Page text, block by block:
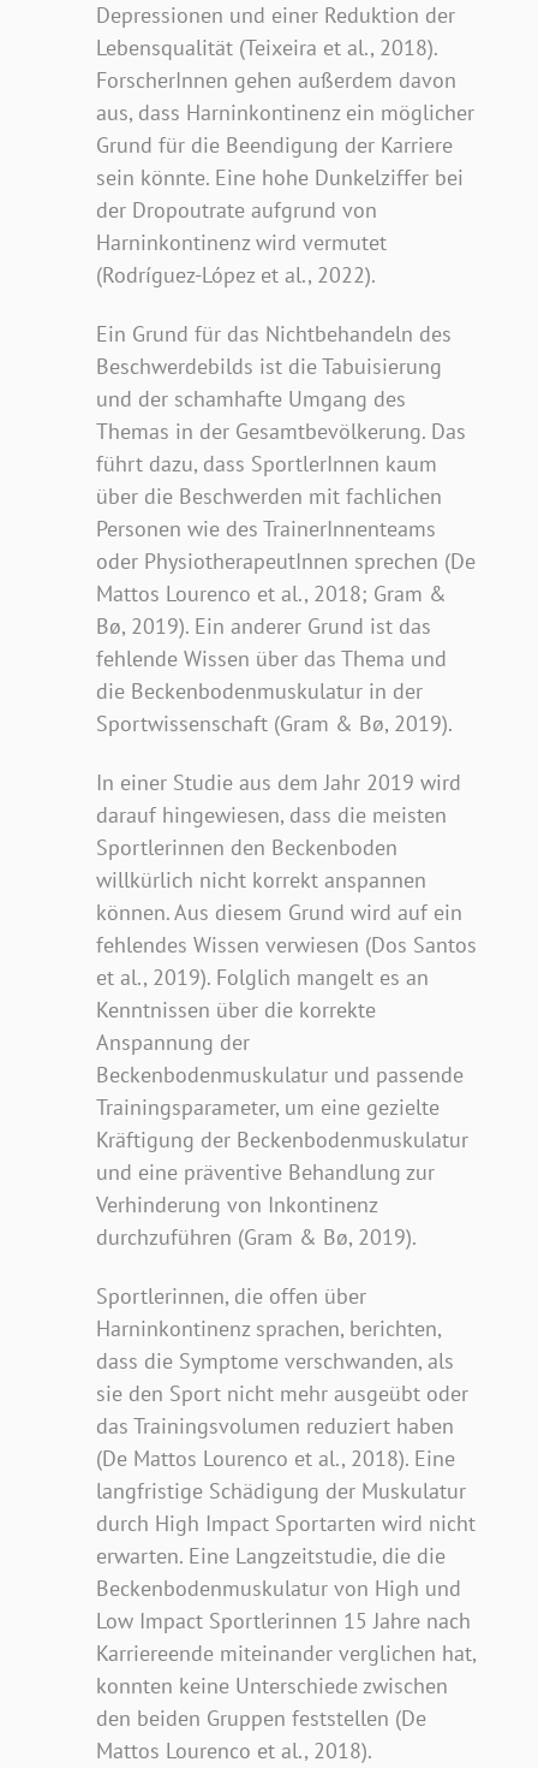
Depressionen und einer Reduktion der
Lebensqualität (Teixeira et al., 2018).
ForscherInnen gehen außerdem davon
aus, dass Harninkontinenz ein möglicher
Grund für die Beendigung der Karriere
sein könnte. Eine hohe Dunkelziffer bei
der Dropoutrate aufgrund von
Harninkontinenz wird vermutet
(Rodríguez-López et al., 2022).
Ein Grund für das Nichtbehandeln des
Beschwerdebilds ist die Tabuisierung
und der schamhafte Umgang des
Themas in der Gesamtbevölkerung. Das
führt dazu, dass SportlerInnen kaum
über die Beschwerden mit fachlichen
Personen wie des TrainerInnenteams
oder PhysiotherapeutInnen sprechen (De
Mattos Lourenco et al., 2018; Gram &
Bø, 2019). Ein anderer Grund ist das
fehlende Wissen über das Thema und
die Beckenbodenmuskulatur in der
Sportwissenschaft (Gram & Bø, 2019).
In einer Studie aus dem Jahr 2019 wird
darauf hingewiesen, dass die meisten
Sportlerinnen den Beckenboden
willkürlich nicht korrekt anspannen
können. Aus diesem Grund wird auf ein
fehlendes Wissen verwiesen (Dos Santos
et al., 2019). Folglich mangelt es an
Kenntnissen über die korrekte
Anspannung der
Beckenbodenmuskulatur und passende
Trainingsparameter, um eine gezielte
Kräftigung der Beckenbodenmuskulatur
und eine präventive Behandlung zur
Verhinderung von Inkontinenz
durchzuführen (Gram & Bø, 2019).
Sportlerinnen, die offen über
Harninkontinenz sprachen, berichten,
dass die Symptome verschwanden, als
sie den Sport nicht mehr ausgeübt oder
das Trainingsvolumen reduziert haben
(De Mattos Lourenco et al., 2018). Eine
langfristige Schädigung der Muskulatur
durch High Impact Sportarten wird nicht
erwarten. Eine Langzeitstudie, die die
Beckenbodenmuskulatur von High und
Low Impact Sportlerinnen 15 Jahre nach
Karriereende miteinander verglichen hat,
konnten keine Unterschiede zwischen
den beiden Gruppen feststellen (De
Mattos Lourenco et al., 2018).